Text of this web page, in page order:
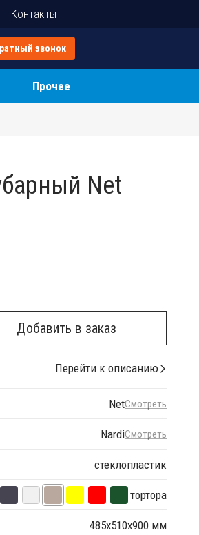
Контакты
звонок
Прочее
Net
Добавить в заказ
Перейти к описанию
NetСмотреть
NardiСмотреть
стеклопластик
тортора
485х510х900 мм